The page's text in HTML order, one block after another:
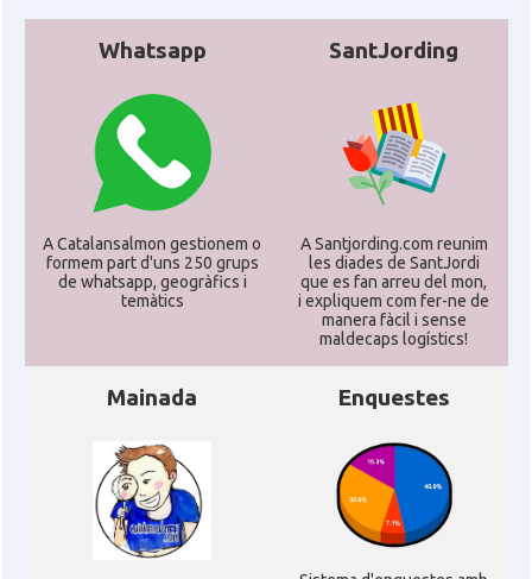
Whatsapp
A Catalansalmon gestionem o
formem part d'uns 250 grups
de whatsapp, geogràfics i
temàtics
SantJording
A Santjording.com reunim
les diades de SantJordi
que es fan arreu del mon,
i expliquem com fer-ne de
manera fàcil i sense
maldecaps logí­stics!
Mainada Enquestes